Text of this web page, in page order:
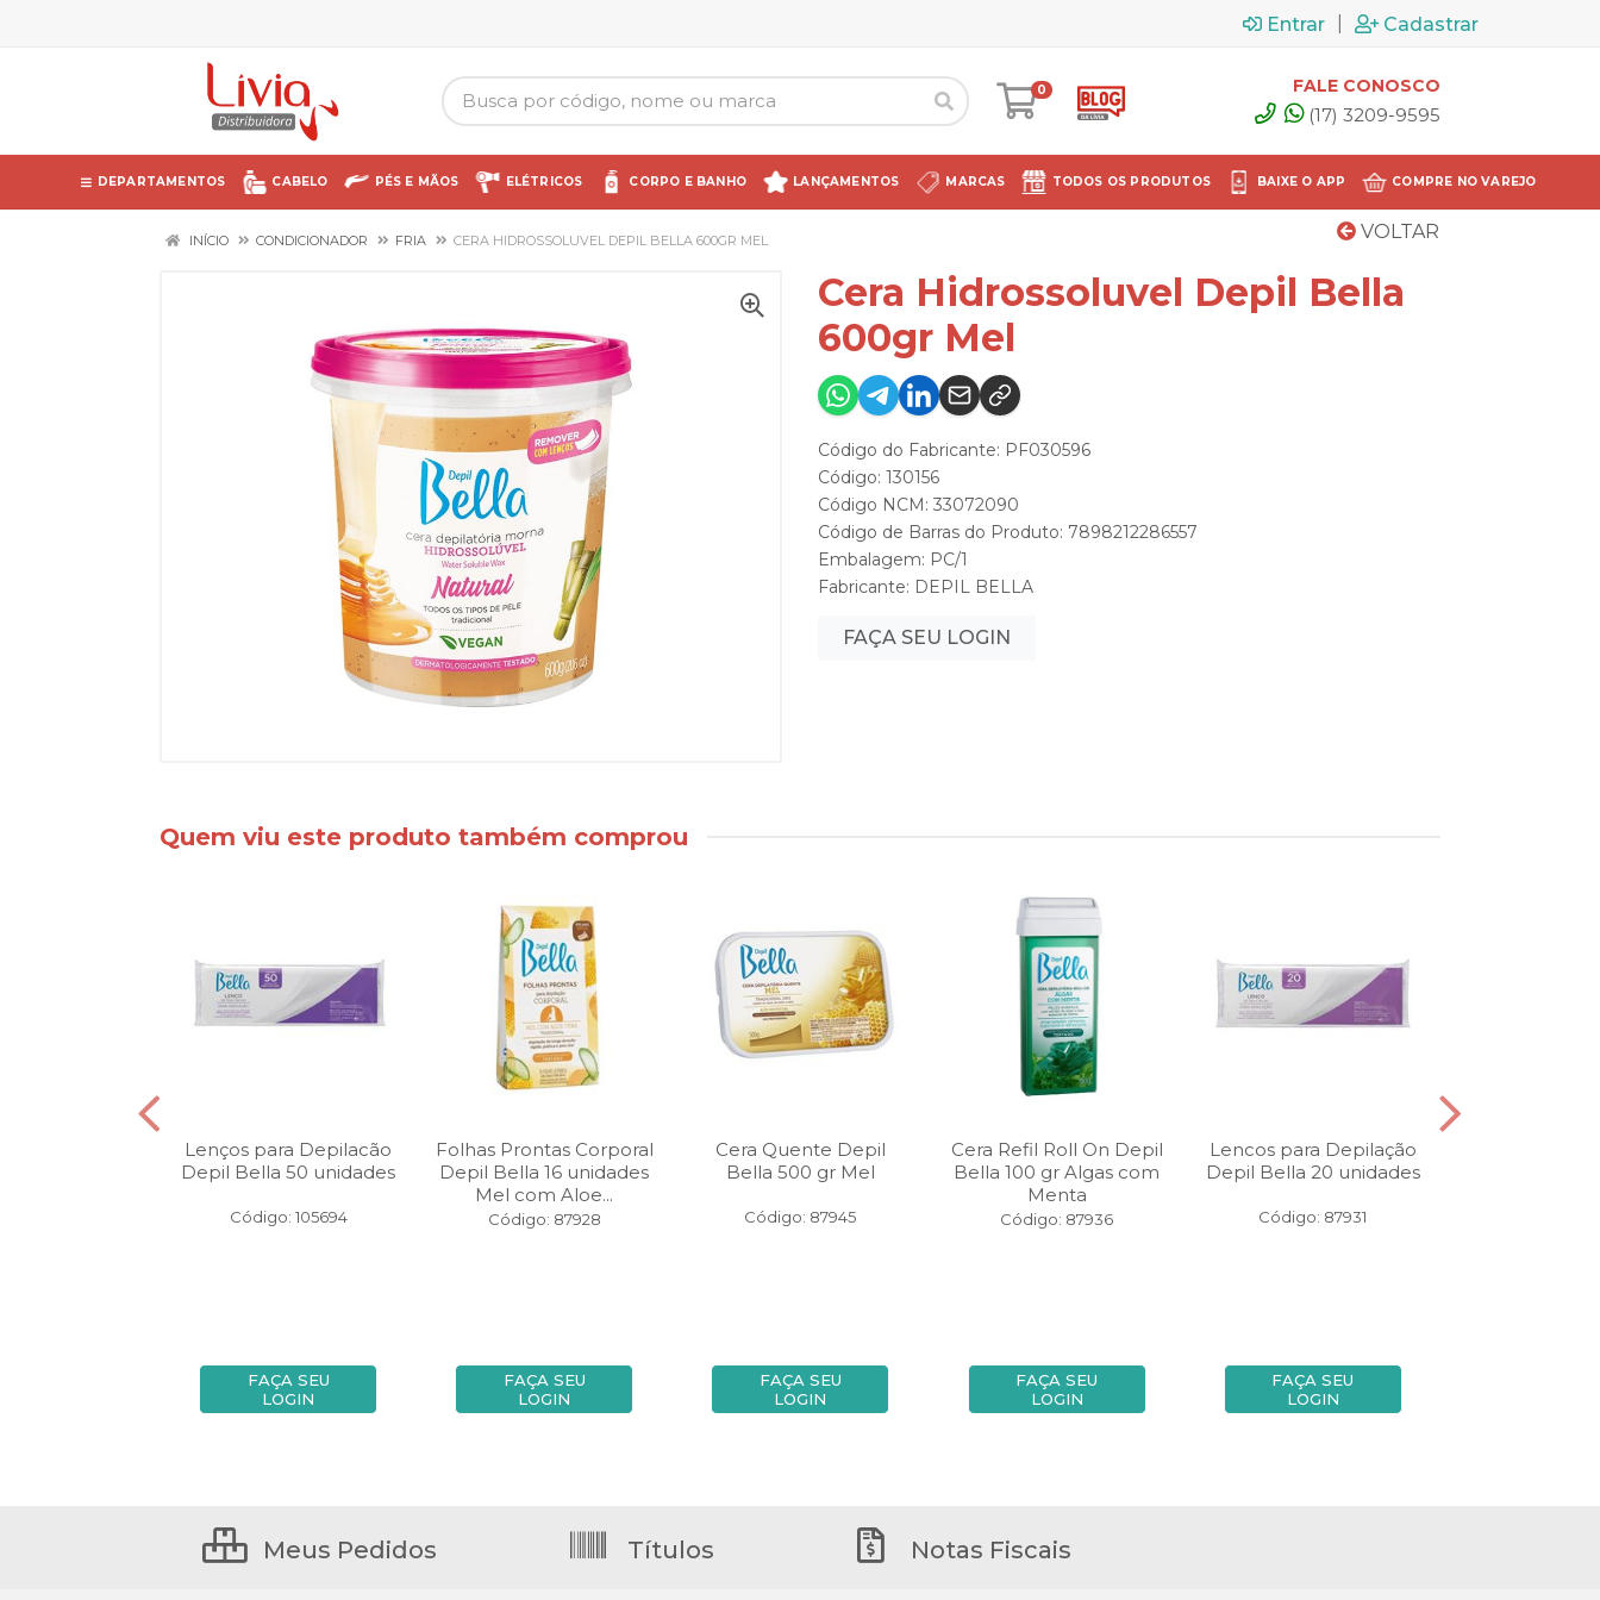
Entrar Cadastrar
0 FALE CONOSCO
(17) 3209-9595
DEPARTAMENTOS CABELO PÉS E MÃOS ELÉTRICOS CORPO E BANHO LANÇAMENTOS MARCAS TODOS OS PRODUTOS BAIXE O APP COMPRE NO VAREJO
VOLTAR
INÍCIO CONDICIONADOR FRIA CERA HIDROSSOLUVEL DEPIL BELLA 600GR MEL
Cera Hidrossoluvel Depil Bella
600gr Mel
Código do Fabricante: PF030596
Código: 130156
Código NCM: 33072090
Código de Barras do Produto: 7898212286557
Embalagem: PC/1
Fabricante: DEPIL BELLA
FAÇA SEU LOGIN
Quem viu este produto também comprou
Lenços para Depilacão
Depil Bella 50 unidades
Código: 105694
FAÇA SEU
LOGIN
Folhas Prontas Corporal
Depil Bella 16 unidades
Mel com Aloe...
Código: 87928
FAÇA SEU
LOGIN
Cera Quente Depil
Bella 500 gr Mel
Código: 87945
FAÇA SEU
LOGIN
Cera Refil Roll On Depil
Bella 100 gr Algas com
Menta
Código: 87936
FAÇA SEU
LOGIN
Lencos para Depilação
Depil Bella 20 unidades
Código: 87931
FAÇA SEU
LOGIN
Meus Pedidos Títulos Notas Fiscais